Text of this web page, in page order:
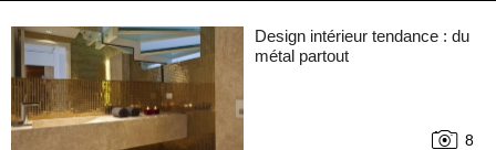
Design intérieur tendance : du
métal partout
8